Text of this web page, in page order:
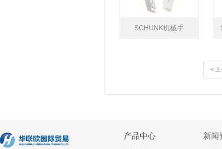
SCHUNK机械手
<
产品中心 新闻